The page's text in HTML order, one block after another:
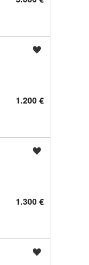
1.200 €
1.300 €